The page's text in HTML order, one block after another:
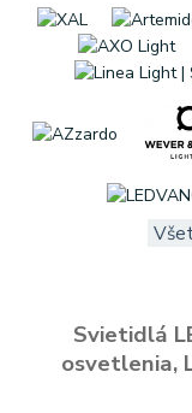
Svietidlá
osvetlenia,